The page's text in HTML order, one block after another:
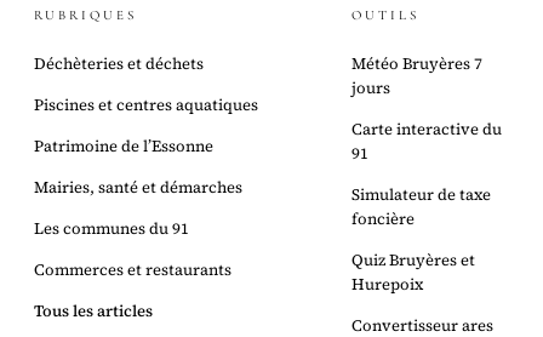
RUBRIQUES
Déchèteries et déchets
Piscines et centres aquatiques
Patrimoine de l’Essonne
Mairies, santé et démarches
Les communes du 91
Commerces et restaurants
Tous les articles
OUTILS
Météo Bruyères 7
jours
Carte interactive du
91
Simulateur de taxe
foncière
Quiz Bruyères et
Hurepoix
Convertisseur ares